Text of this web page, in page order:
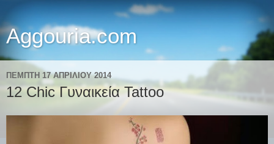
Aggouria.com
ΠΈΜΠΤΗ 17 ΑΠΡΙΛΊΟΥ 2014
12 Chic Γυναικεία Tattoo